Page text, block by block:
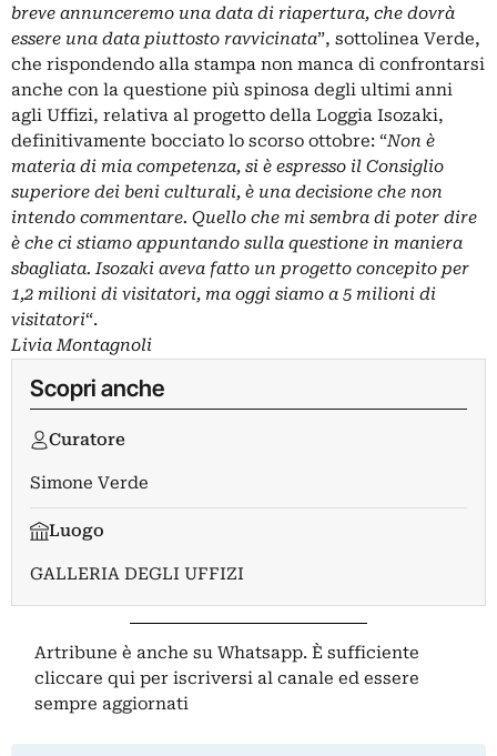
breve annunceremo una data di riapertura, che dovrà
essere una data piuttosto ravvicinata”, sottolinea Verde,
che rispondendo alla stampa non manca di confrontarsi
anche con la questione più spinosa degli ultimi anni
agli Uffizi, relativa al progetto della Loggia Isozaki,
definitivamente bocciato lo scorso ottobre: “Non è
materia di mia competenza, si è espresso il Consiglio
superiore dei beni culturali, è una decisione che non
intendo commentare. Quello che mi sembra di poter dire
è che ci stiamo appuntando sulla questione in maniera
sbagliata. Isozaki aveva fatto un progetto concepito per
1,2 milioni di visitatori, ma oggi siamo a 5 milioni di
visitatori“.
Livia Montagnoli
Scopri anche
Curatore
Simone Verde
Luogo
GALLERIA DEGLI UFFIZI
Artribune è anche su Whatsapp. È sufficiente
cliccare qui per iscriversi al canale ed essere
sempre aggiornati